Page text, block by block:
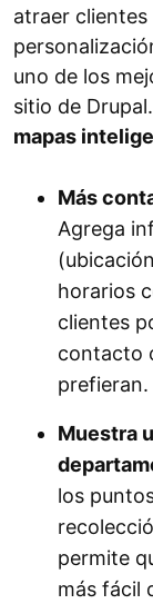
atraer clientes
uno de los
sitio de Drupal.
mapas
Más
Agrega
horarios
clientes
contacto
prefieran.
Muestra
los
permite
más fácil